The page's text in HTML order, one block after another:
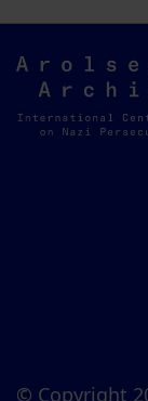
Arolsen
Archives
© Copyright